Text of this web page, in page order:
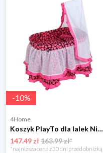
-10%
4Home
Koszyk PlayTo dla lalek Nicole, różowy
147.49 zł163.99 zł*
*najniższa cena z 30 dni przed obniżką